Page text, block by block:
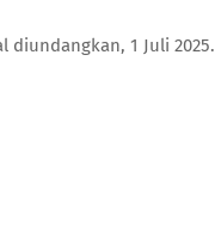
1 Juli 2025.